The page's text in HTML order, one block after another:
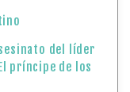
del líder
príncipe de los